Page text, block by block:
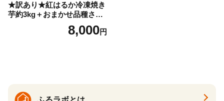
★訳あり★紅はるか冷凍焼き
芋約3kg＋おまかせ品種さつ
まいも 合計約3.2kg｜さつ
まいも サツマイモ さつま芋
8,000円